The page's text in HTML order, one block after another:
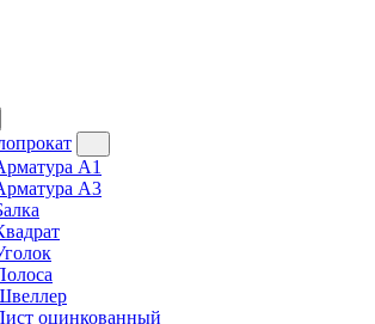
А1
А3
оцинкованный